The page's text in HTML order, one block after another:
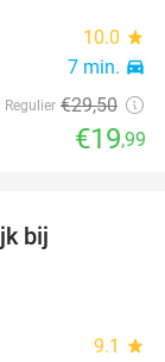
10.0 star
7 min. directions_car
Regulier €29,50
€19,99
bij
9.1 star